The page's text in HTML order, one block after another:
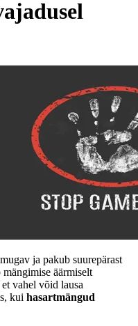
ja pakub suurepärast
äärmiselt
vahel võid lausa
kui hasartmängud